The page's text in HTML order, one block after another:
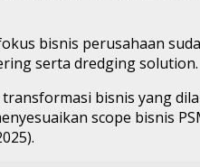
bisnis perusahaan
serta dredging solution.
bisnis yang
scope bisnis